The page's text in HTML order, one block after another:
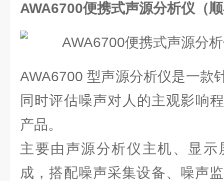
AWA6700便携式声源分析仪（
AWA6700 型声源分析仪是一款
同时评估噪声对人的主观影响
产品。
主要由声源分析仪主机、显
成，搭配噪声采集设备、噪声